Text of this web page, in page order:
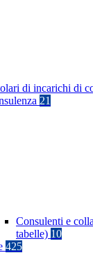
di incarichi di
21
Consulenti e
tabelle) 10
425